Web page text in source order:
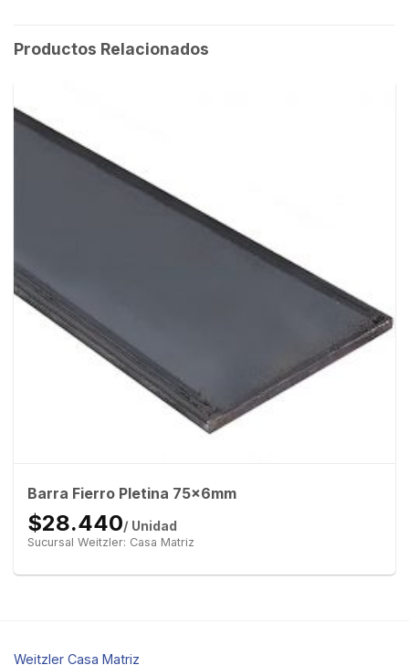
Productos Relacionados
Barra Fierro Pletina 75x6mm
$28.440/ Unidad
Sucursal Weitzler: Casa Matriz
Weitzler Casa Matriz